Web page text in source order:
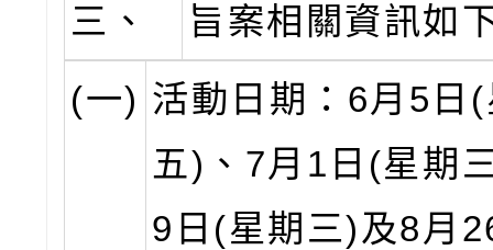
三、
旨案相關資訊如
(一) 活動日期：6月5日
五)、7月1日(星期
9日(星期三)及8月